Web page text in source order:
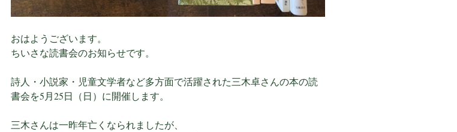
おはようございます。
ちいさな読書会のお知らせです。
詩人・小説家・児童文学者など多方面で活躍された三木卓さんの本の読
書会を5月25日（日）に開催します。
三木さんは一昨年亡くなられましたが、